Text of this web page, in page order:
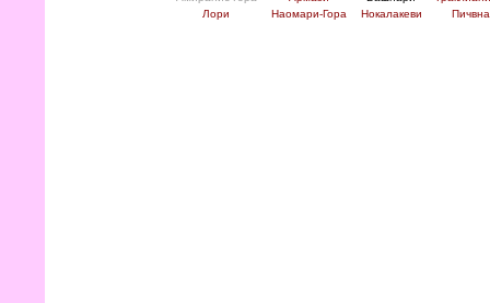
Лори
Наомари-Гора Нокалакеви